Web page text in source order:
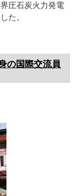
圧石炭火力発電
た。
の国際交流員